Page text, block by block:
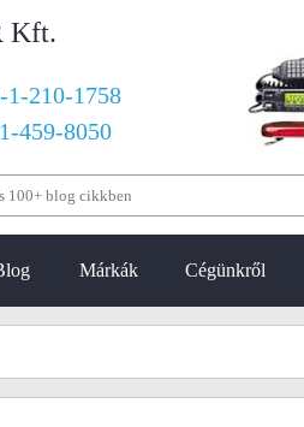
Kft.
1-210-1758
459-8050
Márkák Cégünkről